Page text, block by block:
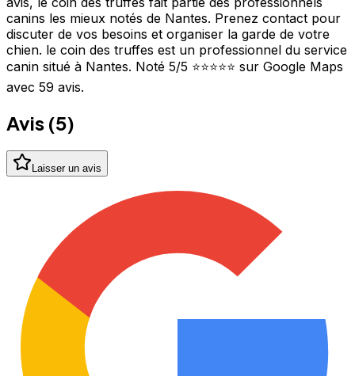
canins les mieux notés de Nantes. Prenez contact pour
discuter de vos besoins et organiser la garde de votre
chien. le coin des truffes est un professionnel du service
canin situé à Nantes. Noté 5/5 ⭐⭐⭐⭐⭐ sur Google Maps
avec 59 avis.
Avis (5)
Laisser un avis